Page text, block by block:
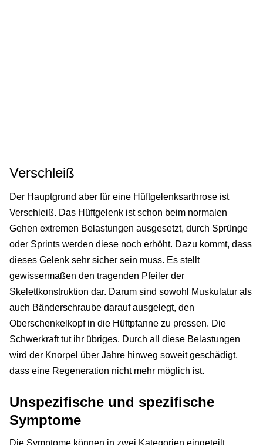
Verschleiß
Der Hauptgrund aber für eine Hüftgelenksarthrose ist
Verschleiß. Das Hüftgelenk ist schon beim normalen
Gehen extremen Belastungen ausgesetzt, durch Sprünge
oder Sprints werden diese noch erhöht. Dazu kommt, dass
dieses Gelenk sehr sicher sein muss. Es stellt
gewissermaßen den tragenden Pfeiler der
Skelettkonstruktion dar. Darum sind sowohl Muskulatur als
auch Bänderschraube darauf ausgelegt, den
Oberschenkelkopf in die Hüftpfanne zu pressen. Die
Schwerkraft tut ihr übriges. Durch all diese Belastungen
wird der Knorpel über Jahre hinweg soweit geschädigt,
dass eine Regeneration nicht mehr möglich ist.
Unspezifische und spezifische
Symptome